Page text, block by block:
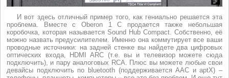
И вот здесь отличный пример того, как гениально решается эта
проблема. Вместе с Oberon 1 C продается также небольшая
коробочка, которая называется Sound Hub Compact. Собственно, её
можно назвать предусилителем. Именно она коммутирует все ваши
проводные источники: на задней стенке вы найдете два цифровых
оптических входа, HDMI ARC (т.е. вы и телевизор можете сюда
подключить), и пару аналоговых RCA. Плюс вы можете любые свои
девайсы подключить по bluetooth (поддерживается AAC и aptX) –